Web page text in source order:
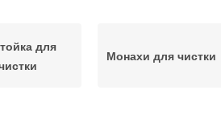
для
Монахи для чистки